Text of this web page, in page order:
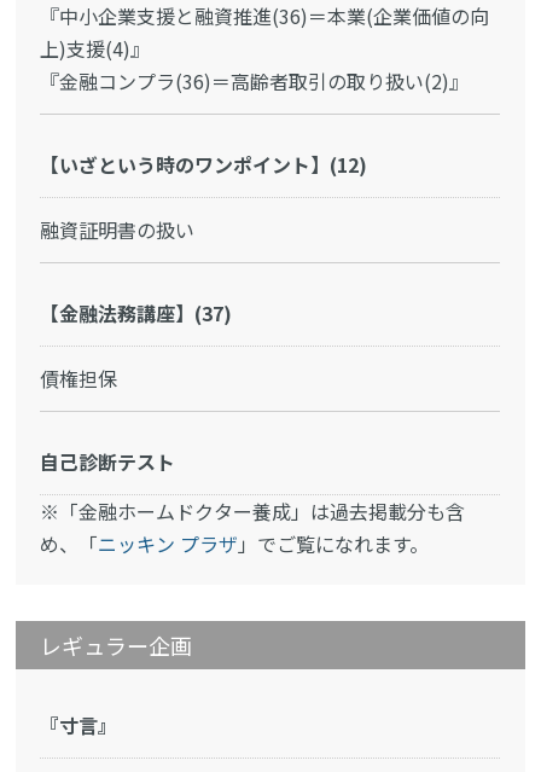
『中小企業支援と融資推進(36)＝本業(企業価値の向
上)支援(4)』
『金融コンプラ(36)＝高齢者取引の取り扱い(2)』
【いざという時のワンポイント】(12)
融資証明書の扱い
【金融法務講座】(37)
債権担保
自己診断テスト
※「金融ホームドクター養成」は過去掲載分も含
め、「ニッキン プラザ 」でご覧になれます。
レギュラー企画
『寸言』